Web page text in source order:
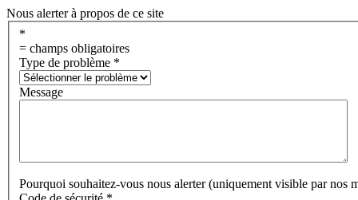
Nous alerter à propos de ce site
*
= champs obligatoires
Type de problème *
Message
Pourquoi souhaitez-vous nous alerter (uniquement visible par nos